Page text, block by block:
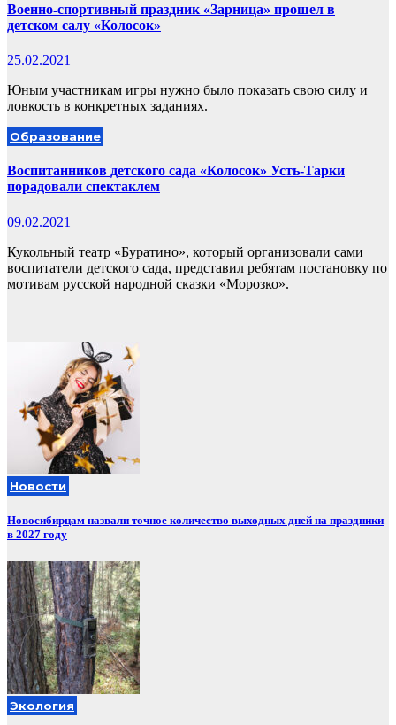
Военно-спортивный праздник «Зарница» прошел в
детском салу «Колосок»
25.02.2021
Юным участникам игры нужно было показать свою силу и
ловкость в конкретных заданиях.
Образование
Воспитанников детского сада «Колосок» Усть-Тарки
порадовали спектаклем
09.02.2021
Кукольный театр «Буратино», который организовали сами
воспитатели детского сада, представил ребятам постановку по
мотивам русской народной сказки «Морозко».
Новости
Новосибирцам назвали точное количество выходных дней на праздники
в 2027 году
Экология